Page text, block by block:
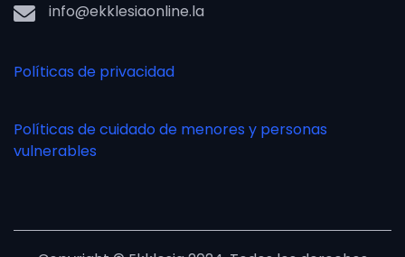
info@ekklesiaonline.la
Políticas de privacidad
Políticas de cuidado de menores y personas
vulnerables